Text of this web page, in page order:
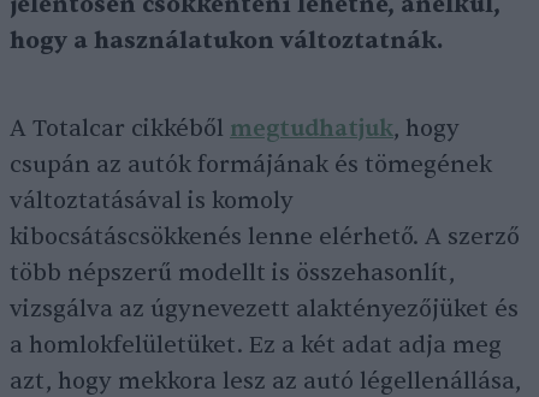
hogy a használatukon változtatnák.
A Totalcar cikkéből megtudhatjuk, hogy
csupán az autók formájának és tömegének
változtatásával is komoly
kibocsátáscsökkenés lenne elérhető. A szerző
több népszerű modellt is összehasonlít,
vizsgálva az úgynevezett alaktényezőjüket és
a homlokfelületüket. Ez a két adat adja meg
azt, hogy mekkora lesz az autó légellenállása,